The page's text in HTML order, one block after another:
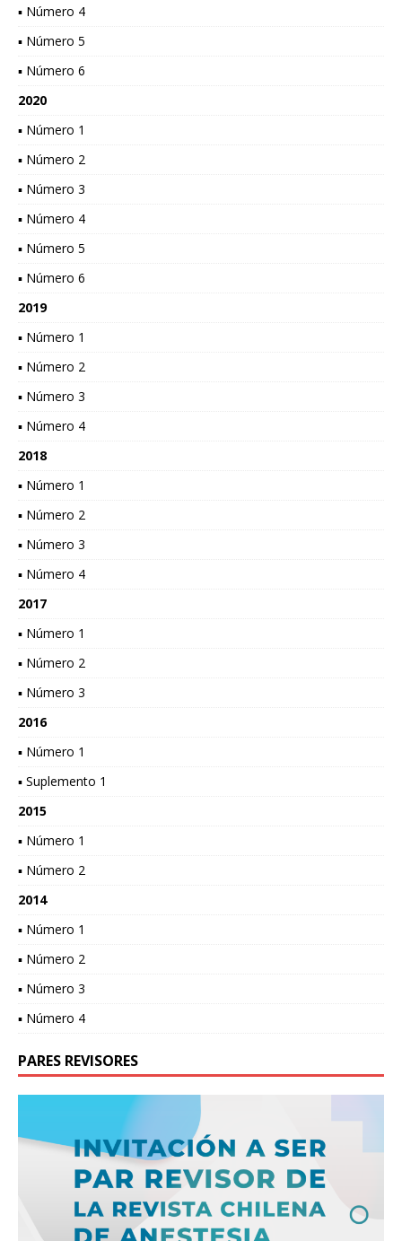
▪ Número 4
▪ Número 5
▪ Número 6
2020
▪ Número 1
▪ Número 2
▪ Número 3
▪ Número 4
▪ Número 5
▪ Número 6
2019
▪ Número 1
▪ Número 2
▪ Número 3
▪ Número 4
2018
▪ Número 1
▪ Número 2
▪ Número 3
▪ Número 4
2017
▪ Número 1
▪ Número 2
▪ Número 3
2016
▪ Número 1
▪ Suplemento 1
2015
▪ Número 1
▪ Número 2
2014
▪ Número 1
▪ Número 2
▪ Número 3
▪ Número 4
PARES REVISORES